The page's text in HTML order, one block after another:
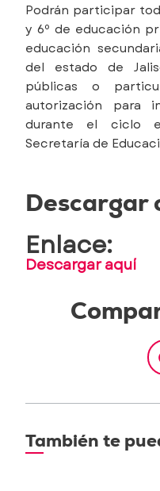
Podrán participar
y 6º de educación
educación
del estado de
públicas o
autorización para
durante el ciclo
Secretaría de
Descargar
Enlace:
Descargar aquí
También te